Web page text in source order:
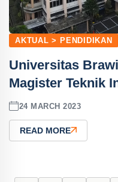
AKTUAL > PENDIDIKAN
Universitas
Magister Teknik
24 MARCH 2023
READ MORE